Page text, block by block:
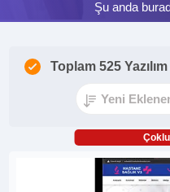
Şu anda
Toplam 525